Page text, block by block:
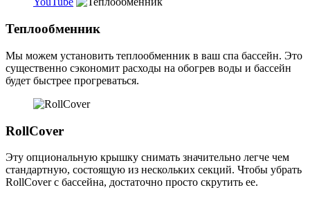
Теплообменник
Мы можем установить теплообменник в ваш спа бассейн. Это
существенно сэкономит расходы на обогрев воды и бассейн
будет быстрее прогреваться.
RollCover
Эту опциональную крышку снимать значительно легче чем
стандартную, состоящую из нескольких секций. Чтобы убрать
RollCover с бассейна, достаточно просто скрутить ее.